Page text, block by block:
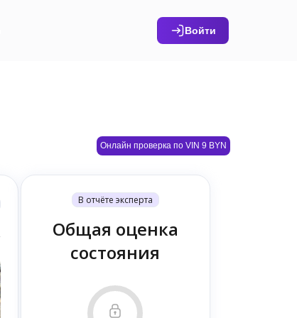
Войти
Онлайн проверка по VIN 9 BYN
В отчёте эксперта
Общая оценка
состояния